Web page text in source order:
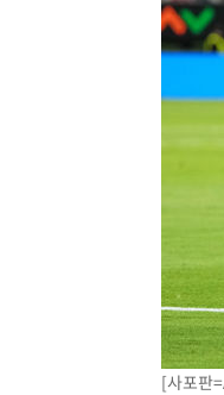
[사포판